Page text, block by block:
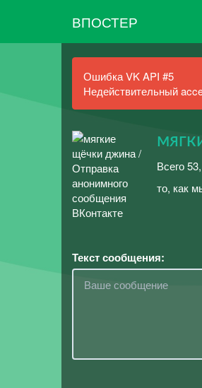
ВПОСТЕР
Ошибка VK API #5
Недействительный
Всего
то, как
Текст сообщения: